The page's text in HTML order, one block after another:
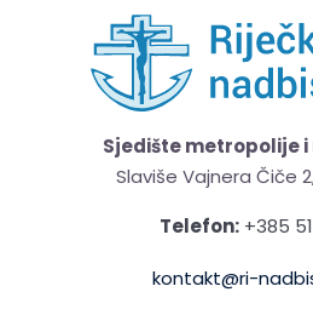
Sjedište metropolije
Slaviše Vajnera Čiče
Telefon:+385
kontakt@ri-